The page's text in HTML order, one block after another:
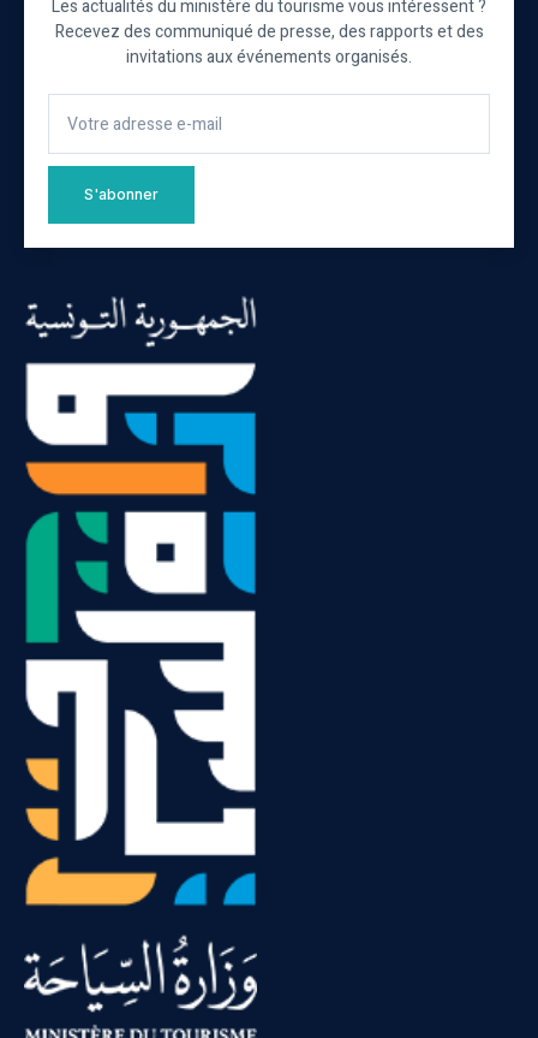
Les actualités du ministère du tourisme vous intéressent ?
Recevez des communiqué de presse, des rapports et des
invitations aux événements organisés.
S'abonner